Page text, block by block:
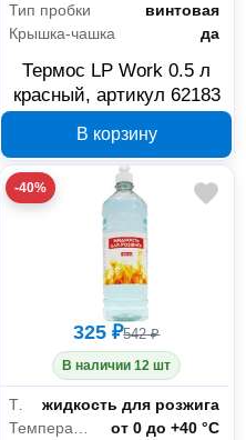
Тип пробки
винтовая
Крышка-чашка
да
Термос LP Work 0.5 л
красный, артикул 62183
В корзину
-40%
325 ₽542 ₽
В наличии 12 шт
Тип
жидкость для розжига
от 0 до +40 °С